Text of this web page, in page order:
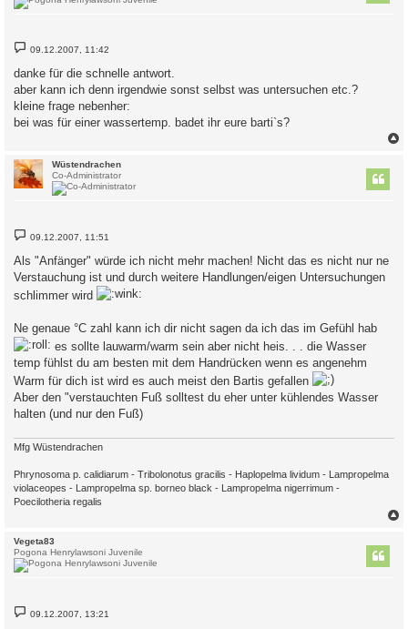
B
e
t
r
a
g
09.12.2007, 11:42
danke für die schnelle antwort.
aber kann ich denn irgendwie sonst selbst was untersuchen etc.?
kleine frage nebenher:
bei was für einer wassertemp. badet ihr eure barti`s?
Wüstendrachen
Co-Administrator
B
e
t
r
g
09.12.2007, 11:51
Als "Anfänger" würde ich nicht mehr machen! Nicht das es nicht nur ne
Verstauchung ist und durch weitere Handlungen/eigen Untersuchungen
schlimmer wird
Ne genaue °C zahl kann ich dir nicht sagen da ich das im Gefühl hab
es sollte lauwarm/warm sein aber nicht heis. . . die Wasser
temp fühlst du am besten mit dem Handrücken wenn es angenehm
Warm für dich ist wird es auch meist den Bartis gefallen
Aber den "verstauchten Fuß solltest du eher unter kühlendes Wasser
halten (und nur den Fuß)
Mfg Wüstendrachen
Phrynosoma p. calidiarum - Tribolonotus gracilis - Haplopelma lividum - Lampropelma
violaceopes - Lampropelma sp. borneo black - Lampropelma nigerrimum -
Poecilotheria regalis
Vegeta83
Pogona Henrylawsoni Juvenile
B
e
09.12.2007, 13:21